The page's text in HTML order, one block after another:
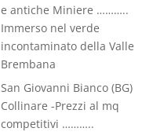
e antiche Miniere ………..
Immerso nel verde
incontaminato della Valle
Brembana
San Giovanni Bianco (BG)
Collinare -Prezzi al mq
competitivi ………..